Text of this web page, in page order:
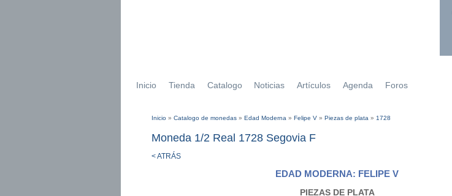
Inicio Tienda Catalogo Noticias Artículos Agenda Foros
Inicio » Catalogo de monedas » Edad Moderna » Felipe V » Piezas de plata » 1728
Moneda 1/2 Real 1728 Segovia F
< ATRÁS
EDAD MODERNA: FELIPE V
PIEZAS DE PLATA